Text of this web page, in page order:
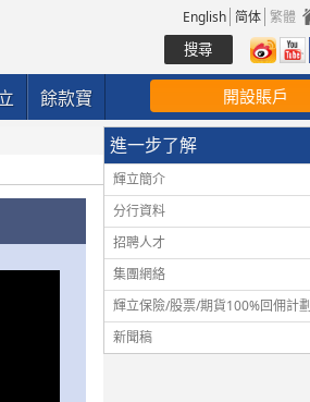
English 简体 繁體
餘款寶 開設賬戶
進一步了解
輝立簡介
分行資料
招聘人才
集團網絡
輝立保險/股票/期貨100%回佣計劃
新聞稿